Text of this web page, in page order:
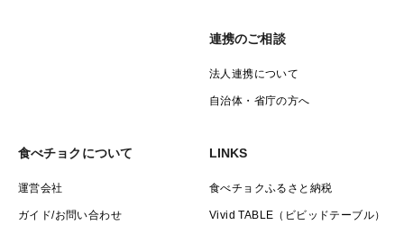
連携のご相談
法人連携について
自治体・省庁の方へ
食べチョクについて
運営会社
ガイド/お問い合わせ
LINKS
食べチョクふるさと納税
Vivid TABLE（ビビッドテーブル）